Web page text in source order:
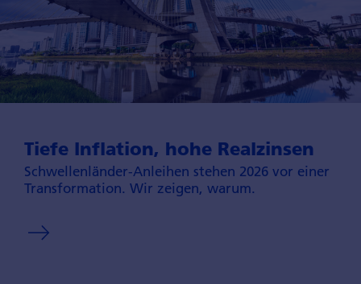
Tiefe Inflation, hohe Realzinsen
Schwellenländer-Anleihen stehen 2026 vor einer
Transformation. Wir zeigen, warum.